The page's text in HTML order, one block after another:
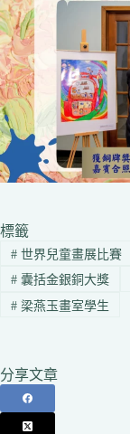
標籤
#世界兒童畫展比賽
#囊括金銀銅大獎
#梁燕玉畫室學生
分享文章